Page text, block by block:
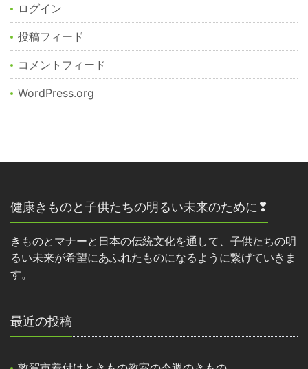
ログイン
投稿フィード
コメントフィード
WordPress.org
健康きものと子供たちの明るい未来のために❣
きものとマナーと日本の伝統文化を通して、子供たちの明
るい未来が希望にあふれたものになるように繋げていきま
す。
最近の投稿